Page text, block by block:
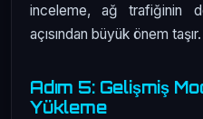
inceleme, ağ trafiğinin
açısından büyük önem taşır.
Adım 5: Gelişmiş
Yükleme